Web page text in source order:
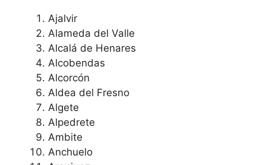
Ajalvir
Alameda del Valle
Alcalá de Henares
Alcobendas
Alcorcón
Aldea del Fresno
Algete
Alpedrete
Ambite
Anchuelo